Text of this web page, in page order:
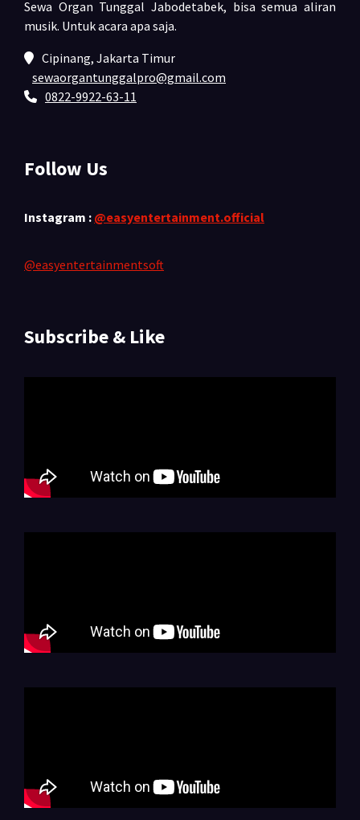
Sewa Organ Tunggal Jabodetabek, bisa semua aliran
musik. Untuk acara apa saja.
Cipinang, Jakarta Timur
sewaorgantunggalpro@gmail.com
0822-9922-63-11
Follow Us
Instagram : @easyentertainment.official
@easyentertainmentsoft
Subscribe & Like